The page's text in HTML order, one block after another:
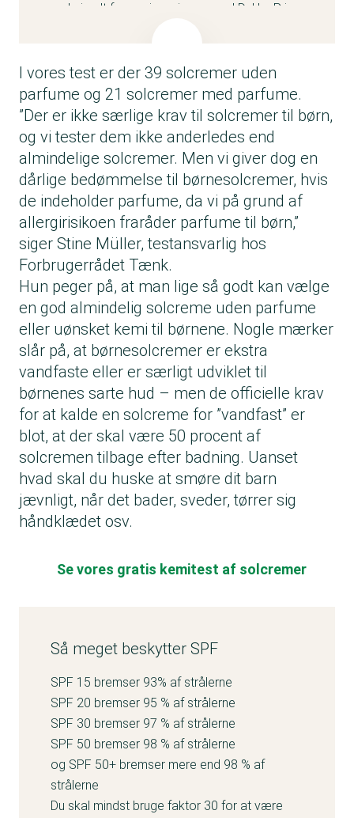
maksimalt forureningsniveau med DnHexP i
Enkelte virksomheder har ikke svaret.
Læs mere om uønsket kemi i solcreme
I vores test er der 39 solcremer uden
parfume og 21 solcremer med parfume.
”Der er ikke særlige krav til solcremer til børn,
og vi tester dem ikke anderledes end
almindelige solcremer. Men vi giver dog en
dårlige bedømmelse til børnesolcremer, hvis
de indeholder parfume, da vi på grund af
allergirisikoen fraråder parfume til børn,”
siger Stine Müller, testansvarlig hos
Forbrugerrådet Tænk.
Hun peger på, at man lige så godt kan vælge
en god almindelig solcreme uden parfume
eller uønsket kemi til børnene. Nogle mærker
slår på, at børnesolcremer er ekstra
vandfaste eller er særligt udviklet til
børnenes sarte hud – men de officielle krav
for at kalde en solcreme for ”vandfast” er
blot, at der skal være 50 procent af
solcremen tilbage efter badning. Uanset
hvad skal du huske at smøre dit barn
jævnligt, når det bader, sveder, tørrer sig
håndklædet osv.
Se vores gratis kemitest af solcremer
Så meget beskytter SPF
SPF 15 bremser 93% af strålerne
SPF 20 bremser 95 % af strålerne
SPF 30 bremser 97 % af strålerne
SPF 50 bremser 98 % af strålerne
og SPF 50+ bremser mere end 98 % af
strålerne
Du skal mindst bruge faktor 30 for at være